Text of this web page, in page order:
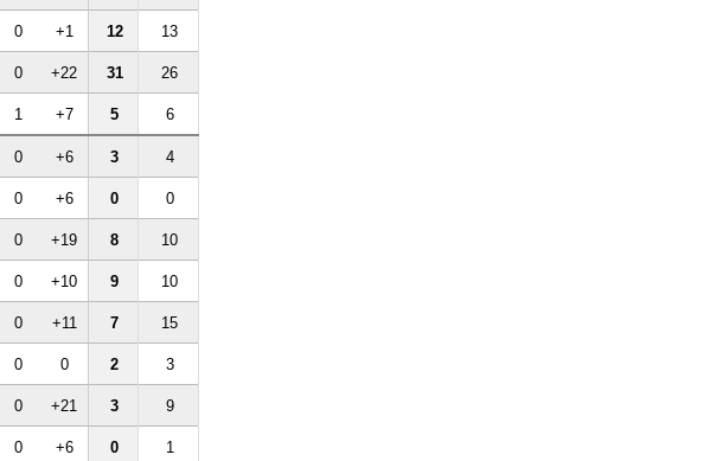
0 +1 12 13
0 +22 31 26
1 +7 5 6
0 +6 3 4
0 +6 0 0
0 +19 8 10
0 +10 9 10
0 +11 7 15
0 0 2 3
0 +21 3 9
0 +6 0 1